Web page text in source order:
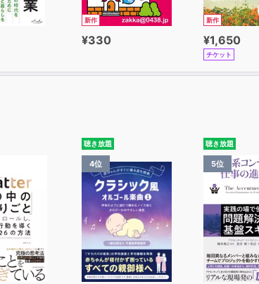
新作
¥330
新作
¥1,650
チケット
聴き放題
4位
聴き放題
5位